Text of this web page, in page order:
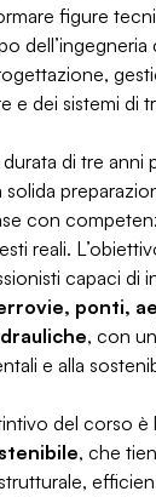
figure
e dei sistemi di
di tre anni
solida
con
reali.
capaci di
ponti,
, con
e alla
del corso è
, che